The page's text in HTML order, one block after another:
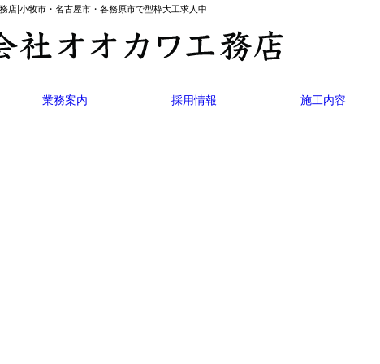
店|小牧市・名古屋市・各務原市で型枠大工求人中
業務案内 採用情報 施工内容